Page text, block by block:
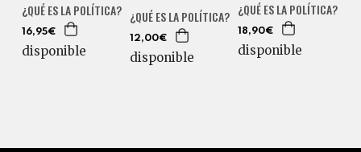
¿QUÉ ES LA POLÍTICA?
16,95€
disponible
¿QUÉ ES LA POLÍTICA?
12,00€
disponible
¿QUÉ ES LA POLÍTICA?
18,90€
disponible